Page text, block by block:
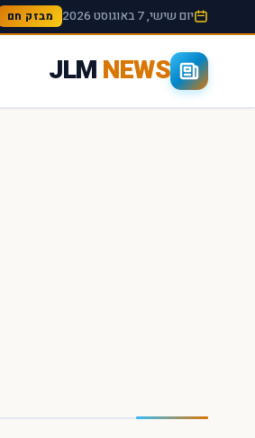
יום שישי, 7 באוגוסט 2026 מבזק חם
JLMNEWS